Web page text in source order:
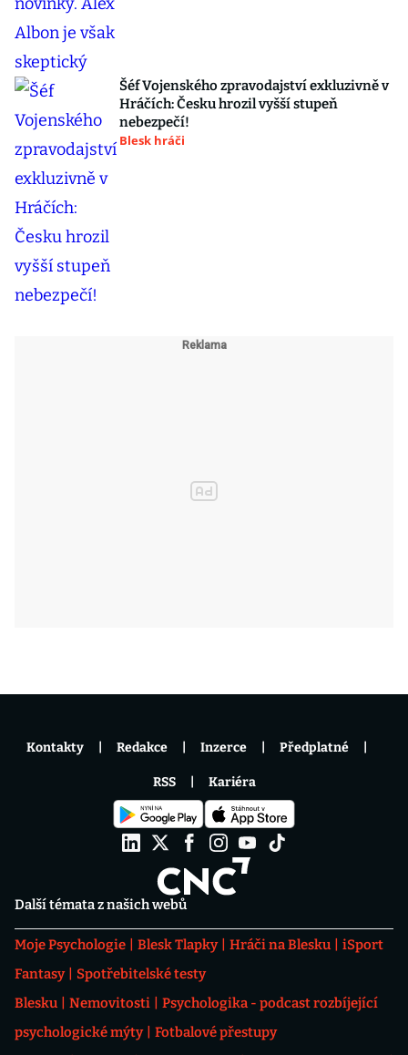
Šéf Vojenského zpravodajství exkluzivně v
Hráčích: Česku hrozil vyšší stupeň
nebezpečí!
Blesk hráči
Další témata z našich webů
Moje Psychologie Blesk Tlapky Hráči na Blesku
iSport
Fantasy
Spotřebitelské testy
Blesku
Nemovitosti
Psychologika - podcast rozbíjející
psychologické mýty
Fotbalové přestupy
Kontakty Redakce Inzerce Předplatné
RSS Kariéra